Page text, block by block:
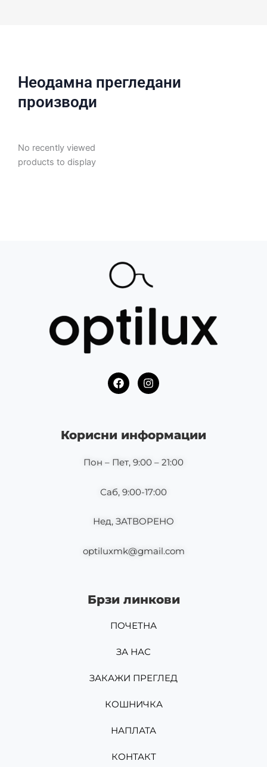
Неодамна прегледани
производи
No recently viewed
products to display
F
a
o
o
I
n
g
r
m
Корисни информации
Пон – Пет, 9:00 – 21:00
Саб, 9:00-17:00
Нед, ЗАТВОРЕНО
optiluxmk@gmail.com
Брзи линкови
ПОЧЕТНА
ЗА НАС
ЗАКАЖИ ПРЕГЛЕД
КОШНИЧКА
НАПЛАТА
КОНТАКТ